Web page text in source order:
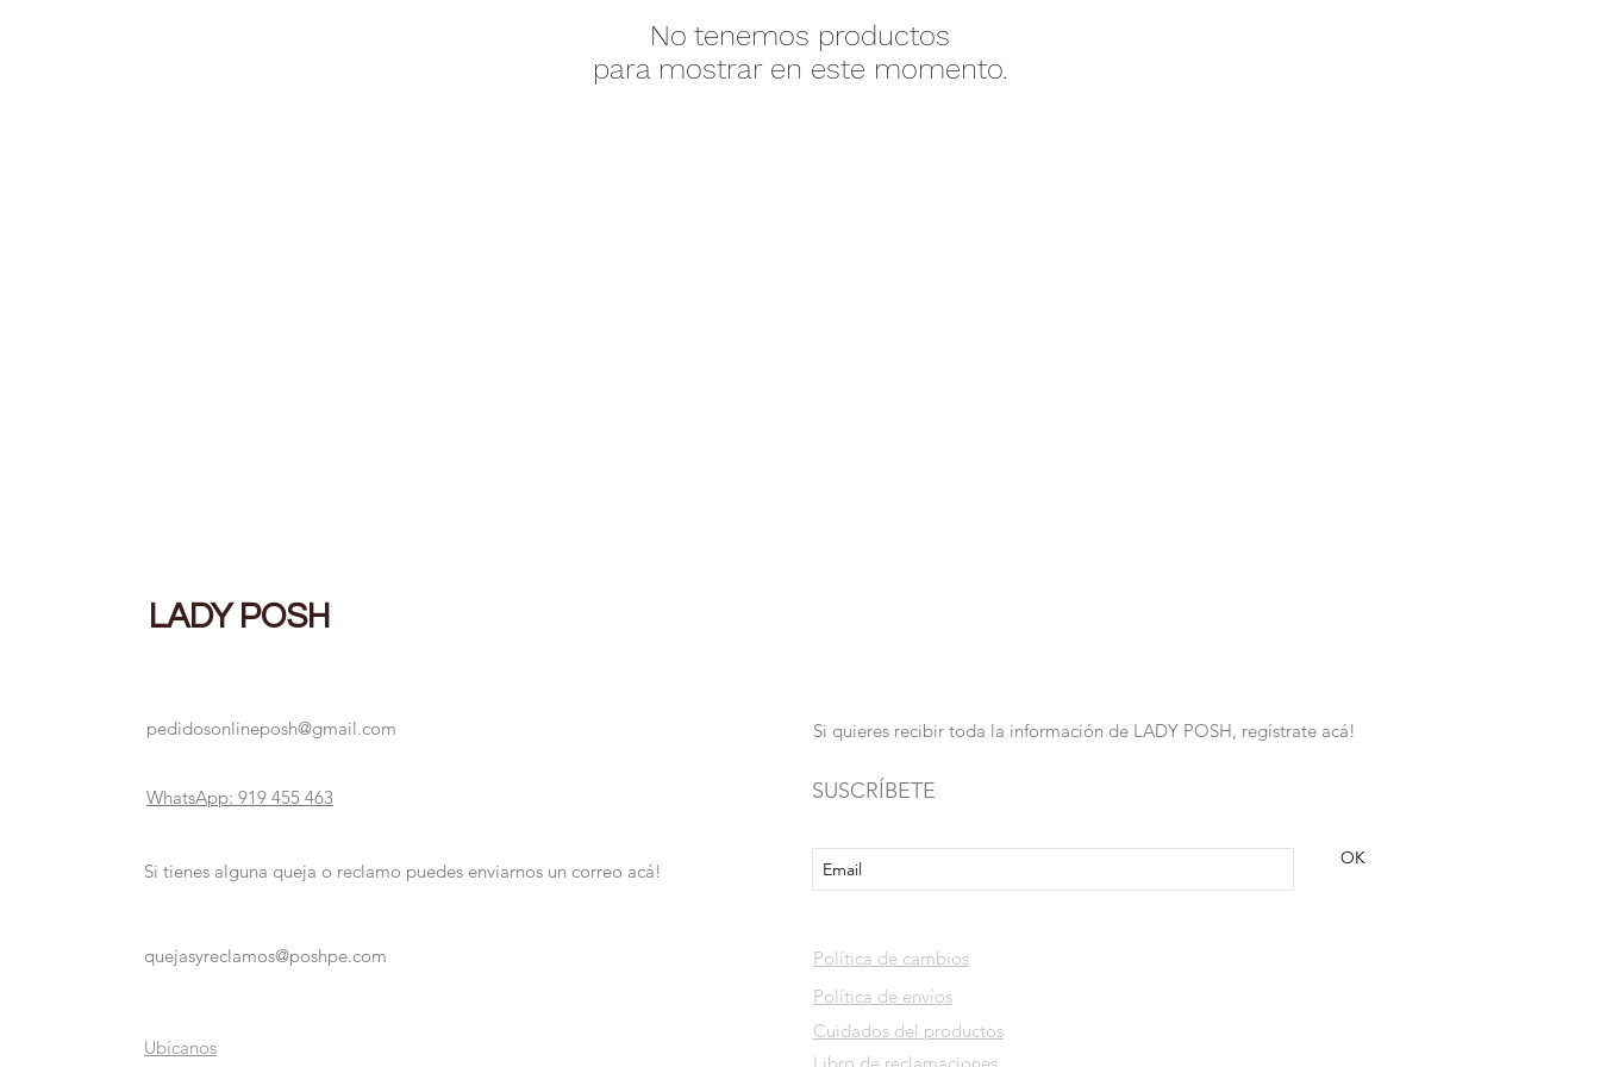
No tenemos productos
para mostrar en este momento.
LADY POSH
pedidosonlineposh@gmail.com
WhatsApp: 919 455 463
Si quieres recibir toda la información de LADY POSH, regístrate acá!
SUSCRÍBETE
OK
Si tienes alguna queja o reclamo puedes enviarnos un correo acá!
quejasyreclamos@poshpe.com
Política de cambios
Política de envíos
Ubícanos
Cuidados del productos